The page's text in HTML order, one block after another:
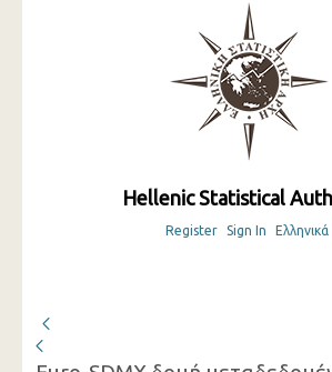
Hellenic Statistical
Register Sign In Ελληνικά